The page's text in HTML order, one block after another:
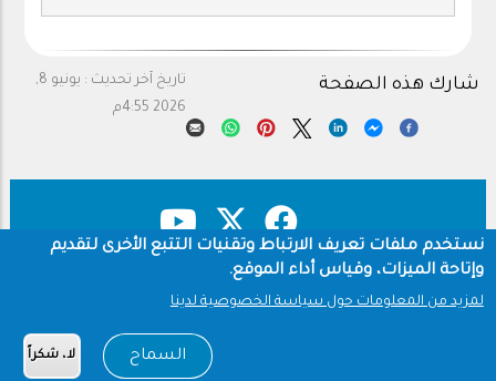
تاريخ آخر تحديث :
يونيو 8,
2026 4:55م
شارك هذه الصفحة
Footer
نستخدم ملفات تعريف الارتباط وتقنيات التتبع الأخرى لتقديم
وإتاحة الميزات، وقياس أداء الموقع.
لمزيد من المعلومات حول سياسة الخصوصية لدينا
السماح لا، شكراً